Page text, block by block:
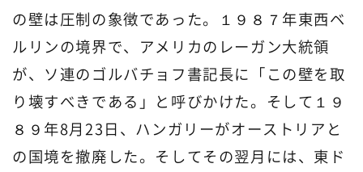
の壁は圧制の象徴であった。１９８７年東西ベ
ルリンの境界で、アメリカのレーガン大統領
が、ソ連のゴルバチョフ書記長に「この壁を取
り壊すべきである」と呼びかけた。そして１９
８９年8月23日、ハンガリーがオーストリアと
の国境を撤廃した。そしてその翌月には、東ド